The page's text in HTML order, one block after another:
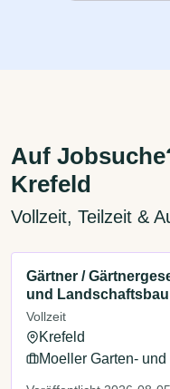
Auf
Krefeld
Vollzeit, Teilzeit &
Gärtner /
und Landschaftsbau
Vollzeit
Krefeld
Moeller Garten-